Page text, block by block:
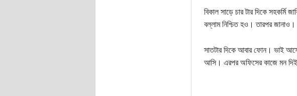
বিকাল সাড়ে চার টার দিকে
বল্লাম নিশ্চিত হও। তারপর
সাতটার দিকে আবার ফোন। ভাই
আসি। এরপর অফিসের কাজে মন